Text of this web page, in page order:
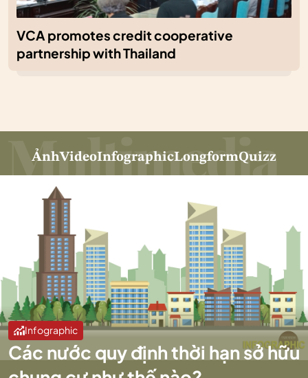
VCA promotes credit cooperative
partnership with Thailand
ẢnhVideoInfographicLongformQuizz
Infographic
Các nước quy định thời hạn sở hữu